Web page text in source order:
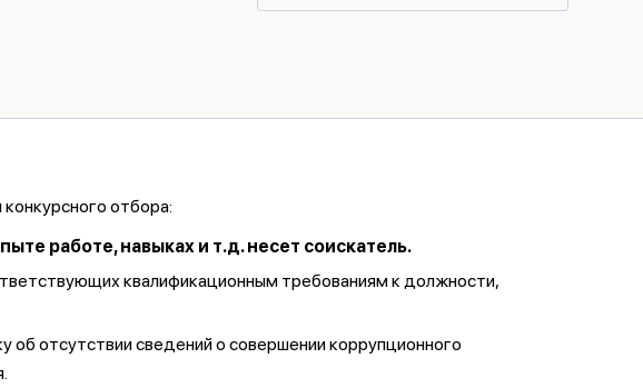
отбора:
работе, навыках и т.д. несет соискатель.
квалификационным требованиям к должности,
отсутствии сведений о совершении коррупционного